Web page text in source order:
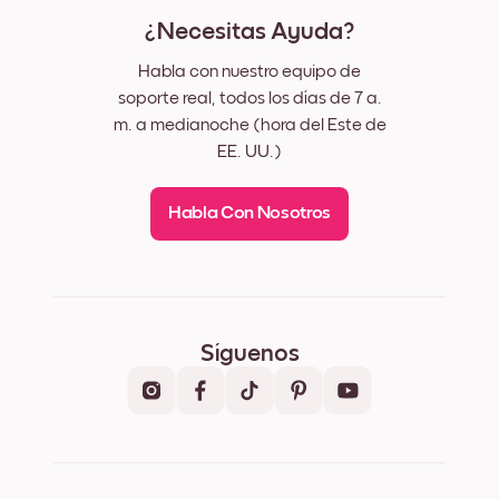
¿Necesitas Ayuda?
Habla con nuestro equipo de
soporte real, todos los días de 7 a.
m. a medianoche (hora del Este de
EE. UU.)
Habla Con Nosotros
Síguenos